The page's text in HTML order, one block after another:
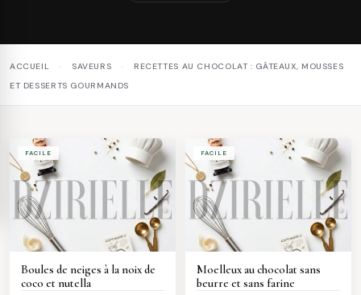
ACCUEIL SAVEURS
RECETTES AU CHOCOLAT : GÂTEAUX, MOUSSES
ET DESSERTS GOURMANDS
FACILE
Boules de neiges à la noix de
coco et nutella
FACILE
Moelleux au chocolat sans
beurre et sans farine